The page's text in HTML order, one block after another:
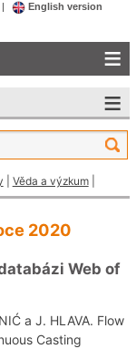
English version
Věda a výzkum|
2020
Web of
a J. HLAVA. Flow
Casting